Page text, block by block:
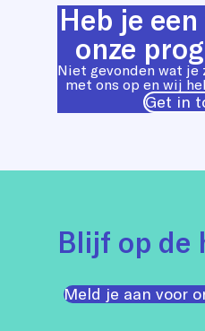
Heb je
onze
Niet gevonden wat je
met ons op en wij
Get in
Blijf op de
Meld je aan voor